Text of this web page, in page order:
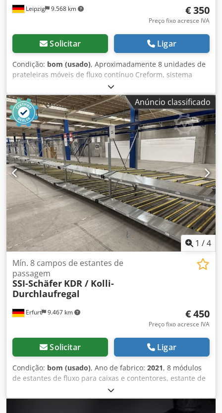
Leipzig 9.568 km € 350
Preço fixo acresce IVA
Solicitar Ligar
Condição: bom (usado), Aproximadamente 8 unidades de
prateleiras móveis de fluxo contínuo Creform, sistema
FIFO, estrutura de absorção/montagem com níveis de fluxo
– usadas: Preço por unidade, no local: 350 € (preço
líquido)! Fabricante: Creform Tipo: Sistema de tubos de
encaixe Ano de fabricação: desconhecido Dimensões:
aproximadamente: 200x130x200 cm 1 canal 8 rodízios com
travão Codpfszp Rnbsx Aafjha Barras de roletes Estado:
bom Disponibilidade: imediata Localização: Leipzig
Anúncio classificado
1 /4
Erfurt 9.467 km
Mín. 8 campos de estantes de
passagem
SSI-Schäfer KDR / Kolli-
Durchlaufregal
€ 450
Preço fixo acresce IVA
Solicitar Ligar
Condição: bom (usado), Ano de fabrico: 2021, 8 módulos
de estantes de fluxo para caixas e contentores, estante de
armazenamento, SSI-Schäfer – usado: Codpfx Aozpf
Hrjafeha Preço por módulo no local: 450 € (sem IVA),
incluindo desmontagem, embalagem e carregamento!